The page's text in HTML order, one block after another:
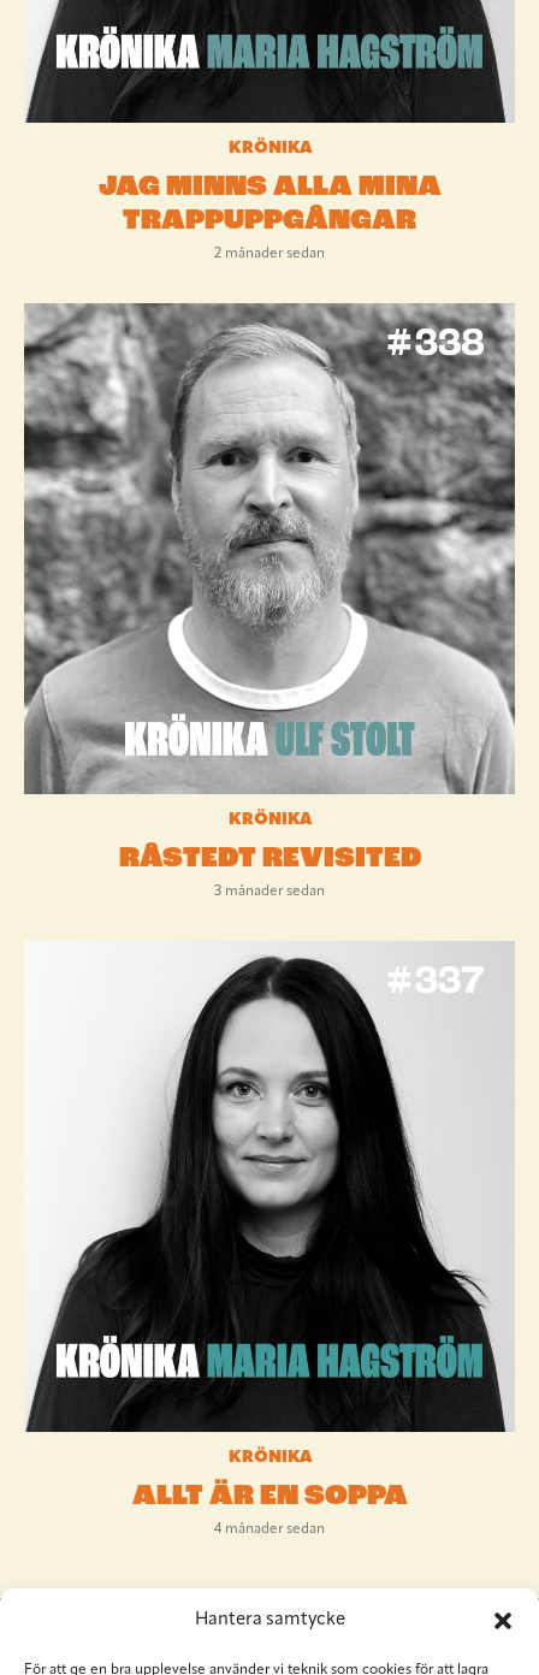
Hantera samtycke
För att ge en bra upplevelse använder vi teknik som cookies för att lagra
KRÖNIKA
JAG MINNS ALLA MINA
TRAPPUPPGÅNGAR
2 månader sedan
KRÖNIKA
RÅSTEDT REVISITED
3 månader sedan
KRÖNIKA
ALLT ÄR EN SOPPA
4 månader sedan